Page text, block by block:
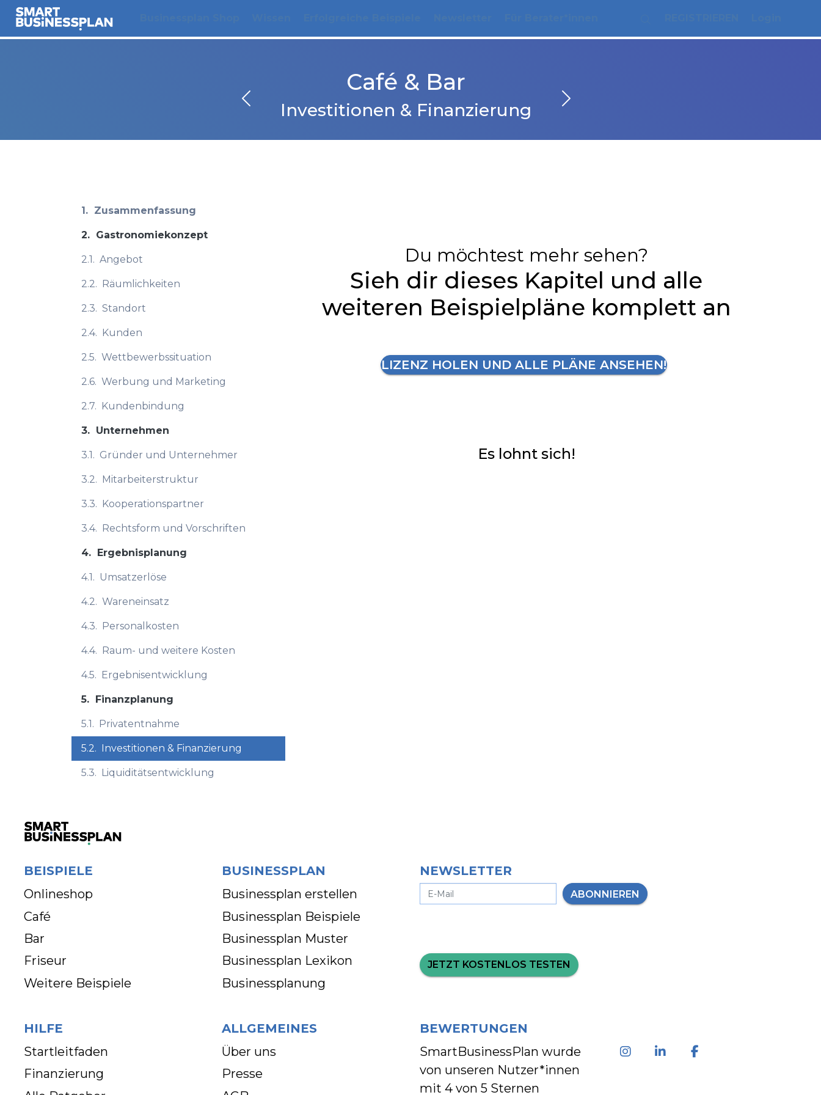
Café & Bar
Investitionen & Finanzierung
1. Zusammenfassung
2. Gastronomiekonzept
2.1. Angebot
2.2. Räumlichkeiten
2.3. Standort
2.4. Kunden
2.5. Wettbewerbssituation
2.6. Werbung und Marketing
2.7. Kundenbindung
3. Unternehmen
3.1. Gründer und Unternehmer
3.2. Mitarbeiterstruktur
3.3. Kooperationspartner
3.4. Rechtsform und Vorschriften
4. Ergebnisplanung
4.1. Umsatzerlöse
4.2. Wareneinsatz
4.3. Personalkosten
4.4. Raum- und weitere Kosten
4.5. Ergebnisentwicklung
5. Finanzplanung
5.1. Privatentnahme
5.2. Investitionen & Finanzierung
5.3. Liquiditätsentwicklung
Du möchtest mehr sehen?
Sieh dir dieses Kapitel und alle
weiteren Beispielpläne komplett an
LIZENZ HOLEN UND ALLE PLÄNE ANSEHEN!
Es lohnt sich!
BEISPIELE
Onlineshop
Café
Bar
Friseur
Weitere Beispiele
BUSINESSPLAN
Businessplan erstellen
Businessplan Beispiele
Businessplan Muster
Businessplan Lexikon
Businessplanung
NEWSLETTER
ABONNIEREN
JETZT KOSTENLOS TESTEN
HILFE
Startleitfaden
Finanzierung
ALLGEMEINES
Über uns
Presse
BEWERTUNGEN
SmartBusinessPlan wurde
von unseren Nutzer*innen
mit 4 von 5 Sternen